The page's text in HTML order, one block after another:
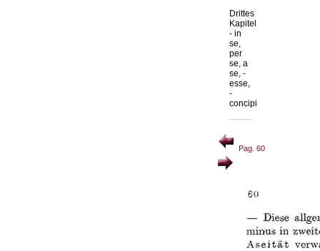
Drittes
Kapitel
- in
se,
per
se, a
se, -
esse,
-
concipi
Pag. 60